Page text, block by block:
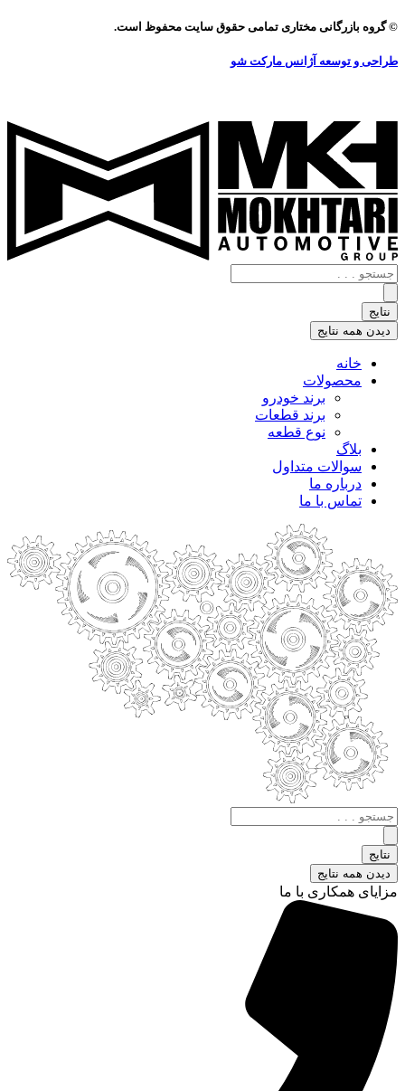
© گروه بازرگانی مختاری تمامی حقوق سایت محفوظ است.
طراحی و توسعه آژانس مارکت شو
جستجو
.
.
.
نتایج
دیدن همه نتایج
خانه
محصولات
برند خودرو
برند قطعات
نوع قطعه
بلاگ
سوالات متداول
درباره ما
تماس با ما
جستجو
.
.
.
نتایج
دیدن همه نتایج
مزایای همکاری با ما